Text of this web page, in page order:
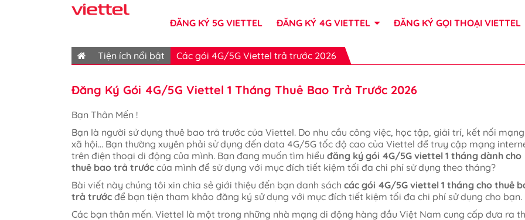
ĐĂNG KÝ 5G VIETTEL ĐĂNG KÝ 4G VIETTEL ĐĂNG KÝ GỌI THOẠI VIETTEL
Tiện ích nổi bật Các gói 4G/5G Viettel trả trước 2026
Đăng Ký Gói 4G/5G Viettel 1 Tháng Thuê Bao Trả Trước 2026
Bạn Thân Mến !
Bạn là người sử dụng thuê bao trả trước của Viettel. Do nhu cầu công việc, học tập, giải trí, kết nối mạng
xã hội... Bạn thường xuyên phải sử dụng đến data 4G/5G tốc độ cao của Viettel để truy cập mạng
trên điện thoại di động của mình. Bạn đang muốn tìm hiểu đăng ký gói 4G/5G viettel 1 tháng dành cho
thuê bao trả trước của mình để sử dụng với mục đích tiết kiệm tối đa chi phí sử dụng theo tháng?
Bài viết này chúng tôi xin chia sẻ giới thiệu đến bạn danh sách các gói 4G/5G viettel 1 tháng cho thuê
trả trước để bạn tiện tham khảo đăng ký sử dụng với mục đích tiết kiệm tối đa chi phí sử dụng cho bạn.
Các bạn thân mến. Viettel là một trong những nhà mạng di động hàng đầu Việt Nam cung cấp đưa ra